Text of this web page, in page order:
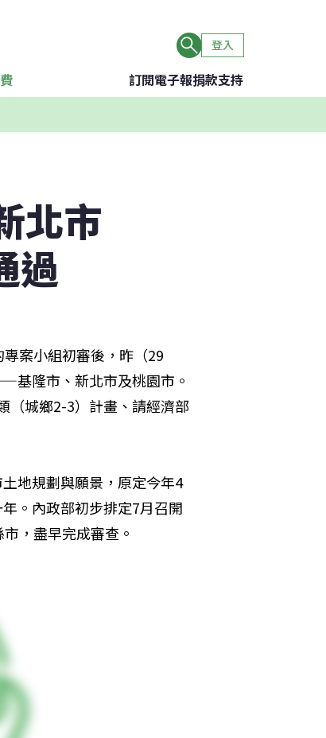
登入
訂閱電子報捐款支持
北市
過
案小組初審後，昨（29
基隆市、新北市及桃園市。
（城鄉2-3）計畫、請經濟部
地規劃與願景，原定今年4
。內政部初步排定7月召開
，盡早完成審查。